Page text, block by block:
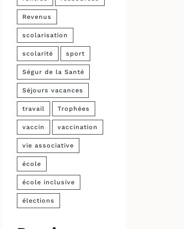
Revenus
scolarisation
scolarité sport
Ségur de la Santé
Séjours vacances
travail Trophées
vaccin vaccination
vie associative
école
école inclusive
élections